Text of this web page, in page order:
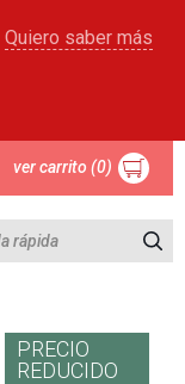
Quiero saber más
ver carrito (0)
PRECIO
REDUCIDO